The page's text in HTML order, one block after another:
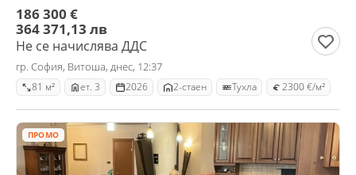
186 300 €
364 371,13 лв
Не се начислява ДДС
гр. София, Витоша, днес, 12:37
81 м² ет. 3 2026 2-стаен Тухла 2300 €/м²
ПРОМО